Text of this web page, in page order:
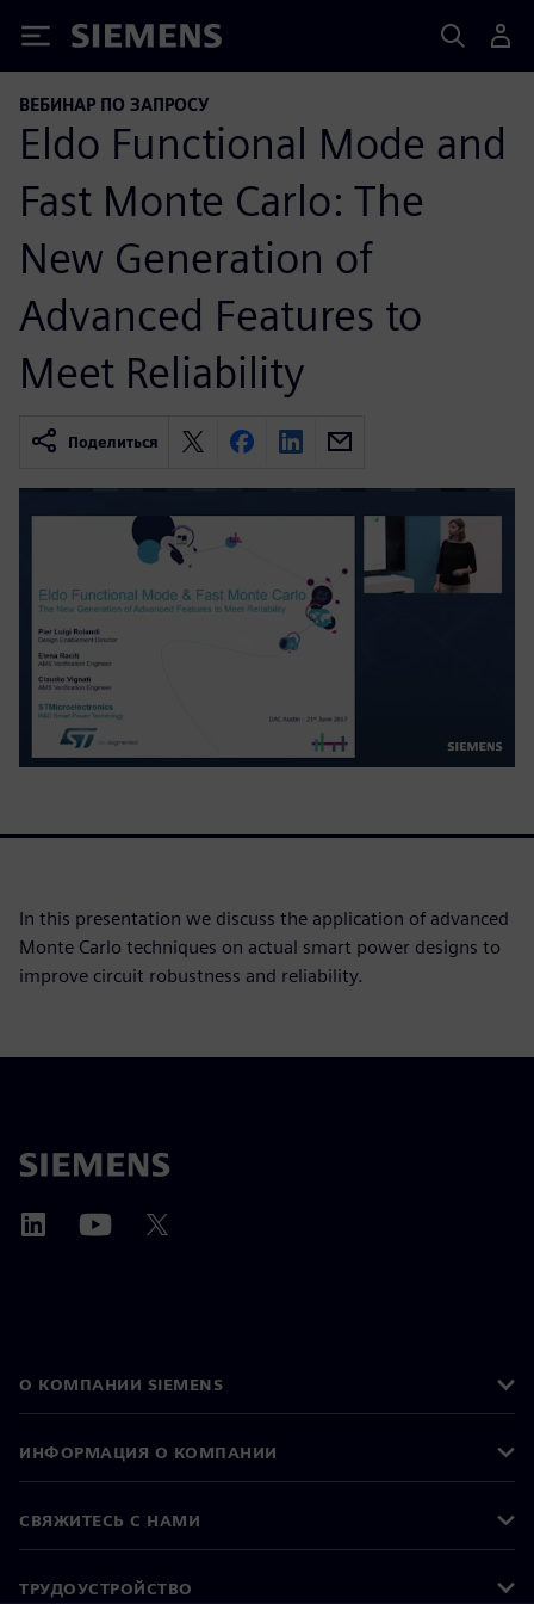
Siemens
ВЕБИНАР ПО ЗАПРОСУ
Eldo Functional Mode and
Fast Monte Carlo: The
New Generation of
Advanced Features to
Meet Reliability
Поделиться
In this presentation we discuss the application of advanced
Monte Carlo techniques on actual smart power designs to
improve circuit robustness and reliability.
О КОМПАНИИ SIEMENS
ИНФОРМАЦИЯ О КОМПАНИИ
СВЯЖИТЕСЬ С НАМИ
ТРУДОУСТРОЙСТВО